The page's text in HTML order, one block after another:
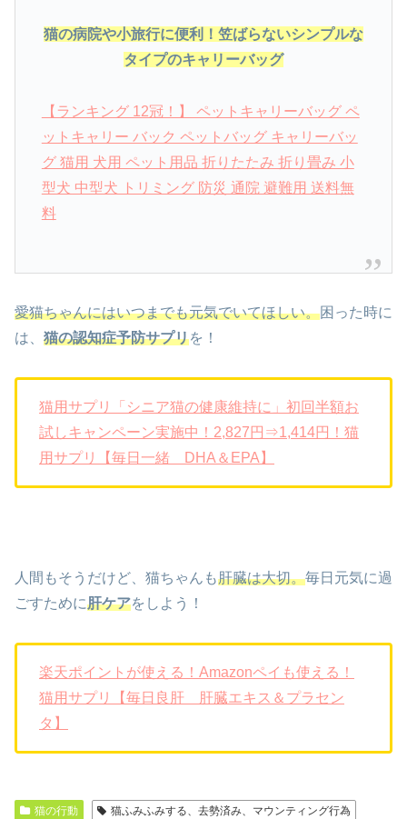
猫の病院や小旅行に便利！笠ばらないシンプルな
タイプのキャリーバッグ
【ランキング 12冠！】 ペットキャリーバッグ ペ
ットキャリー バック ペットバッグ キャリーバッ
グ 猫用 犬用 ペット用品 折りたたみ 折り畳み 小
型犬 中型犬 トリミング 防災 通院 避難用 送料無
料
愛猫ちゃんにはいつまでも元気でいてほしい。困った時に
は、 猫の認知症予防サプリを！
猫用サプリ「シニア猫の健康維持に」初回半額お
試しキャンペーン実施中！2,827円⇒1,414円！猫
用サプリ【毎日一緒 DHA＆EPA】
人間もそうだけど、猫ちゃんも肝臓は大切。毎日元気に過
ごすために肝ケアをしよう！
楽天ポイントが使える！Amazonペイも使える！
猫用サプリ【毎日良肝 肝臓エキス＆プラセン
タ】
猫の行動 猫ふみふみする、去勢済み、マウンティング行為